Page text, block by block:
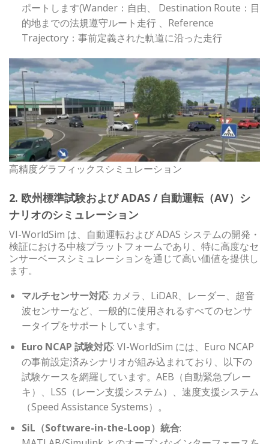
ポートします(Wander：自由、 Destination Route：目
的地までの法規遵守ルート走行 、Reference
Trajectory：事前定義された軌道に沿った走行
高精度グラフィックスシミュレーション
2. 欧州標準試験および ADAS / 自動運転（AV）シ
ナリオのシミュレーション
VI-WorldSim は、自動運転および ADAS システムの開発・
検証における中核プラットフォームであり、特に高度なセ
ンサーベースシミュレーションを通じて高い価値を提供し
ます。
マルチセンサー対応: カメラ、LiDAR、レーダー、超音
波センサーなど、一般的に使用されるすべてのセンサ
ータイプをサポートしています。
Euro NCAP 試験対応: VI-WorldSim には、Euro NCAP
の事前設定済みシナリオが組み込まれており、以下の
試験ケースを網羅しています。AEB（自動緊急ブレー
キ）、LSS（レーン支援システム）、速度支援システム
（Speed Assistance Systems）。
SiL（Software-in-the-Loop）統合: